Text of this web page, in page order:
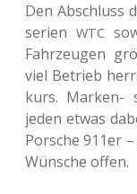
Den Abschluss
se­ri­en WTC
Fahr­zeu­gen
viel Betrieb
kurs. Marken-
jeden etwas
Por­sche 911er
Wün­sche offen.